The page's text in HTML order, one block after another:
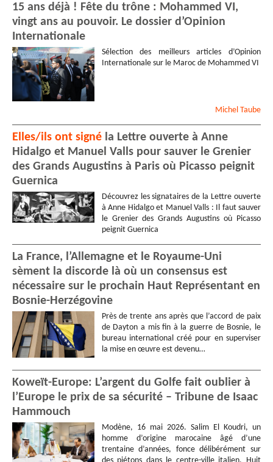
15 ans déjà ! Fête du trône : Mohammed VI,
vingt ans au pouvoir. Le dossier d’Opinion
Internationale
Sélection des meilleurs articles d’Opinion
Internationale sur le Maroc de Mohammed VI
Michel Taube
Elles/ils ont signé la Lettre ouverte à Anne
Hidalgo et Manuel Valls pour sauver le Grenier
des Grands Augustins à Paris où Picasso peignit
Guernica
Découvrez les signataires de la Lettre ouverte
à Anne Hidalgo et Manuel Valls : Il faut sauver
le Grenier des Grands Augustins où Picasso
peignit Guernica
La France, l’Allemagne et le Royaume-Uni
sèment la discorde là où un consensus est
nécessaire sur le prochain Haut Représentant en
Bosnie-Herzégovine
Près de trente ans après que l’accord de paix
de Dayton a mis fin à la guerre de Bosnie, le
bureau international créé pour en superviser
la mise en œuvre est devenu…
Koweït-Europe: L’argent du Golfe fait oublier à
l’Europe le prix de sa sécurité – Tribune de Isaac
Hammouch
Modène, 16 mai 2026. Salim El Koudri, un
homme d’origine marocaine âgé d’une
trentaine d’années, fonce délibérément sur